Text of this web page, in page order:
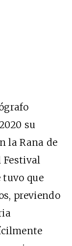
su
la Rana de
Festival
tuvo que
previendo